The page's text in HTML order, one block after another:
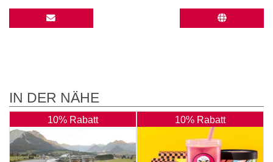
IN DER NÄHE
10% Rabatt 10% Rabatt